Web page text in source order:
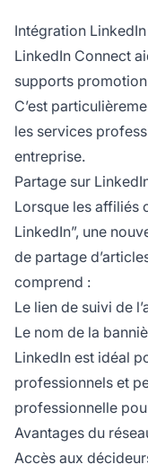
Intégration LinkedIn
LinkedIn Connect
supports
C’est
les services
entreprise.
Partage sur
Lorsque les affiliés
LinkedIn”, une
de partage
comprend :
Le lien de suivi de
Le nom de la
LinkedIn est idéal
professionnels et
professionnelle
Avantages du
Accès aux